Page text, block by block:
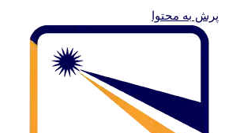
پرش به محتوا